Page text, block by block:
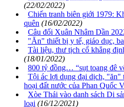
(22/02/2022)
Chiến tranh biên giới 1979:
quên (16/02/2022)
Câu đối Xuân Nhâm Dần
"Ăn" thiết bị y tế, giáo dục,
Tài liệu, thư tịch cổ khẳng
(18/01/2022)
800 tỷ đồng… “sụt toang đê
Tội ác lợi dụng đại dịch, "ăn"
hoại đất nước của Phan Quốc
Xòe Thái vào danh sách Di
loại (16/12/2021)